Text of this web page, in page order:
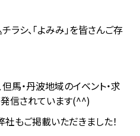
シ、「よみみ」を皆さんご存
馬・丹波地域のイベント・求
信されています(^^)
社もご掲載いただきました！